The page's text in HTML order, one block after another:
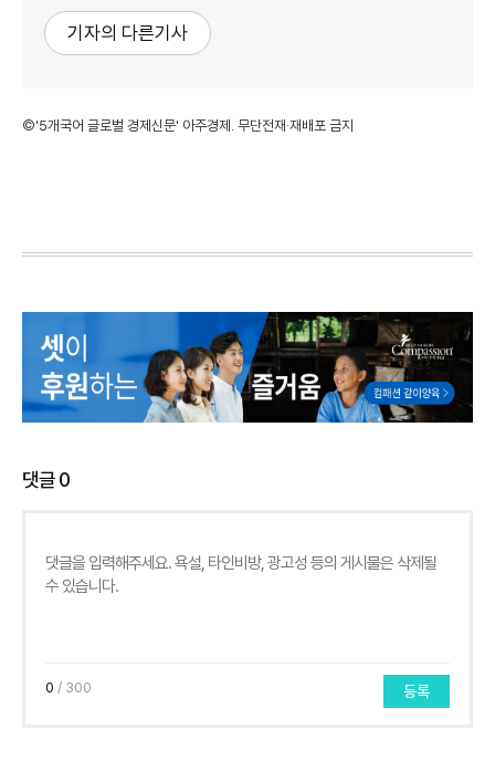
기자의 다른기사
©'5개국어 글로벌 경제신문' 아주경제. 무단전재·재배포 금지
댓글0
0 / 300 등록